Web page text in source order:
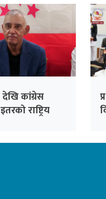
कांग्रेस
राष्ट्रिय